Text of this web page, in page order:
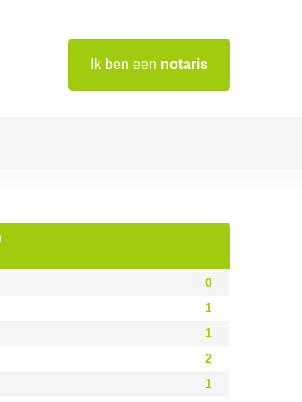
Ik ben een notaris
0
1
1
2
1